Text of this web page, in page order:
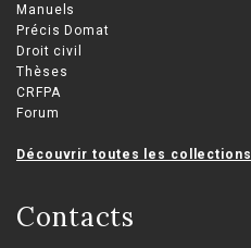
Manuels
Précis Domat
Droit civil
Thèses
CRFPA
Forum
Découvrir toutes les collections
Contacts